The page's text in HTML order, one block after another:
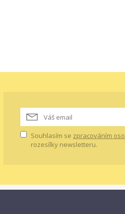
Souhlasím se zpracováním
rozesílky newsletteru.